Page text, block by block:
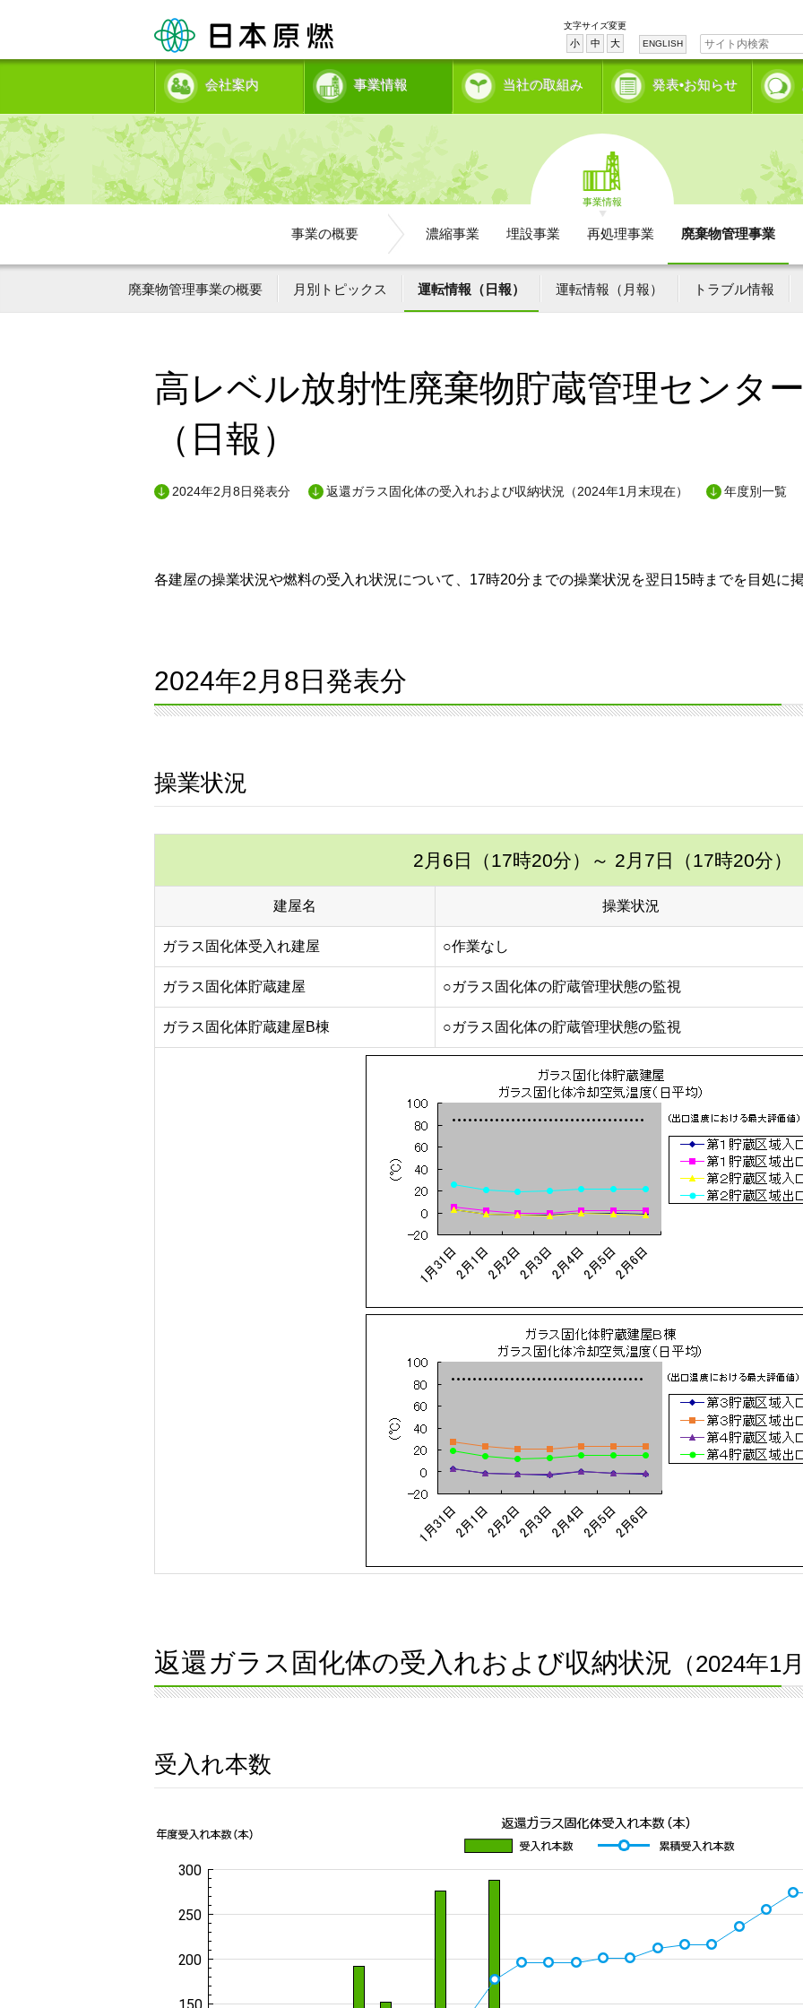
文字サイズ変更
小 中 大 ENGLISH
会社案内 事業情報 当社の取組み 発表•お知らせ
事業情報
事業の概要 濃縮事業 埋設事業 再処理事業 廃棄物管理事業
廃棄物管理事業の概要 月別トピックス 運転情報（日報） 運転情報（月報） トラブル情報
高レベル放射性廃棄物貯蔵管理センタ
（日報）
2024年2月8日発表分 返還ガラス固化体の受入れおよび収納状況（2024年1月末現在） 年度別一覧
各建屋の操業状況や燃料の受入れ状況について、17時20分までの操業状況を翌日15時までを目処に
2024年2月8日発表分
操業状況
2月6日（17時20分） ～ 2月7日（17時20分）
建屋名 操業状況
ガラス固化体受入れ建屋 ○作業なし
ガラス固化体貯蔵建屋 ○ガラス固化体の貯蔵管理状態の監視
ガラス固化体貯蔵建屋B棟 ○ガラス固化体の貯蔵管理状態の監視
返還ガラス固化体の受入れおよび収納状況 （2024年1
受入れ本数